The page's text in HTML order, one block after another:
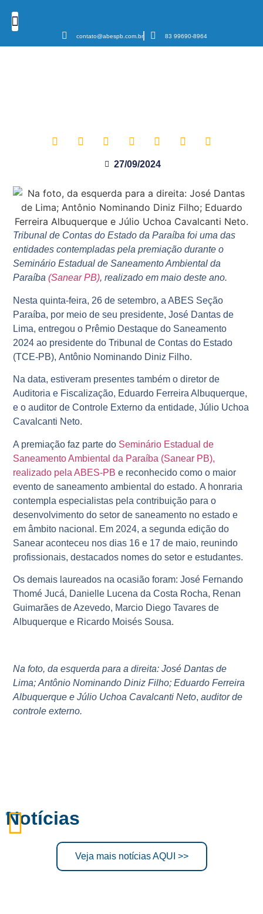
contato@abespb.com.br 83 99690-8964
27/09/2024
Tribunal de Contas do Estado da Paraíba foi uma das
entidades contempladas pela premiação durante o
Seminário Estadual de Saneamento Ambiental da
Paraíba(Sanear PB), realizado em maio deste ano.
Nesta quinta-feira, 26 de setembro, a ABES Seção
Paraíba, por meio de seu presidente, José Dantas de
Lima, entregou o Prêmio Destaque do Saneamento
2024 ao presidente do Tribunal de Contas do Estado
(TCE-PB), Antônio Nominando Diniz Filho.
Na data, estiveram presentes também o diretor de
Auditoria e Fiscalização, Eduardo Ferreira Albuquerque,
e o auditor de Controle Externo da entidade, Júlio Uchoa
Cavalcanti Neto.
A premiação faz parte do Seminário Estadual de
Saneamento Ambiental da Paraíba (Sanear PB),
realizado pela ABES-PBe reconhecido como o maior
evento de saneamento ambiental do estado. A honraria
contempla especialistas pela contribuição para o
desenvolvimento do setor de saneamento no estado e
em âmbito nacional. Em 2024, a segunda edição do
Sanear aconteceu nos dias 16 e 17 de maio, reunindo
profissionais, destacados nomes do setor e estudantes.
Os demais laureados na ocasião foram: José Fernando
Thomé Jucá, Danielle Lucena da Costa Rocha, Renan
Guimarães de Azevedo, Marcio Diego Tavares de
Albuquerque e Ricardo Moisés Sousa.
Na foto, da esquerda para a direita: José Dantas de
Lima; Antônio Nominando Diniz Filho; Eduardo Ferreira
Albuquerque e Júlio Uchoa Cavalcanti Neto,auditor de
controle externo.
Notícias
Veja mais notícias AQUI >>